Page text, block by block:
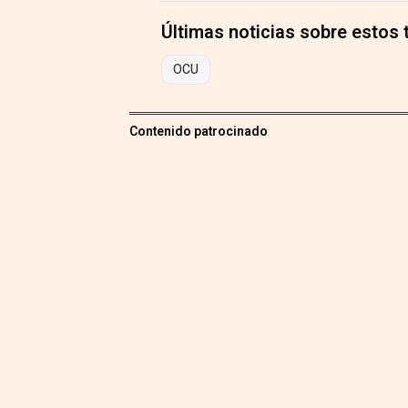
Últimas noticias sobre estos
OCU
Contenido patrocinado